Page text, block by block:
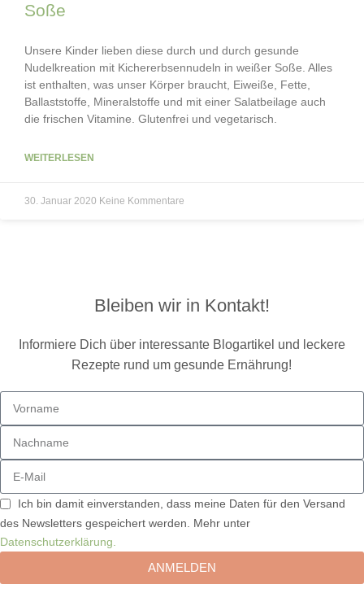
Soße
Unsere Kinder lieben diese durch und durch gesunde
Nudelkreation mit Kichererbsennudeln in weißer Soße. Alles
ist enthalten, was unser Körper braucht, Eiweiße, Fette,
Ballaststoffe, Mineralstoffe und mit einer Salatbeilage auch
die frischen Vitamine. Glutenfrei und vegetarisch.
WEITERLESEN
30. Januar 2020 Keine Kommentare
Bleiben wir in Kontakt!
Informiere Dich über interessante Blogartikel und leckere
Rezepte rund um gesunde Ernährung!
Ich bin damit einverstanden, dass meine Daten für den Versand
des Newsletters gespeichert werden. Mehr unter
Datenschutzerklärung.
ANMELDEN